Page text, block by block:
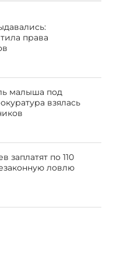
права
малыша под
взялась
заплатят по 110
ловлю